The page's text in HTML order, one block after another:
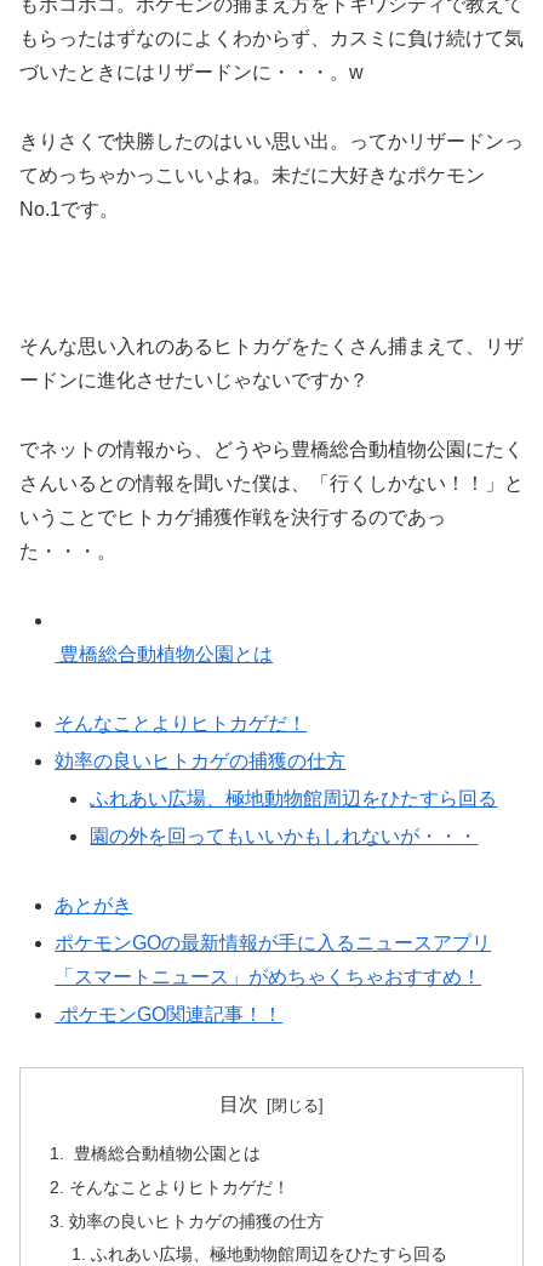
もボコボコ。ポケモンの捕まえ方をトキワシティで教えて
もらったはずなのによくわからず、カスミに負け続けて気
づいたときにはリザードンに・・・。w
きりさくで快勝したのはいい思い出。ってかリザードンっ
てめっちゃかっこいいよね。未だに大好きなポケモン
No.1です。
そんな思い入れのあるヒトカゲをたくさん捕まえて、リザ
ードンに進化させたいじゃないですか？
でネットの情報から、どうやら豊橋総合動植物公園にたく
さんいるとの情報を聞いた僕は、「行くしかない！！」と
いうことでヒトカゲ捕獲作戦を決行するのであっ
た・・・。
豊橋総合動植物公園とは
そんなことよりヒトカゲだ！
効率の良いヒトカゲの捕獲の仕方
ふれあい広場、極地動物館周辺をひたすら回る
園の外を回ってもいいかもしれないが・・・
あとがき
ポケモンGOの最新情報が手に入るニュースアプリ
「スマートニュース」がめちゃくちゃおすすめ！
ポケモンGO関連記事！！
目次
豊橋総合動植物公園とは
そんなことよりヒトカゲだ！
効率の良いヒトカゲの捕獲の仕方
ふれあい広場、極地動物館周辺をひたすら回る